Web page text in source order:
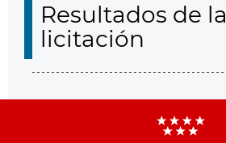
Resultados de la
licitación